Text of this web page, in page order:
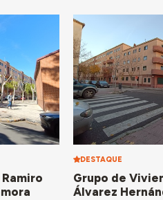
DESTAQUE
Grupo de
Álvarez